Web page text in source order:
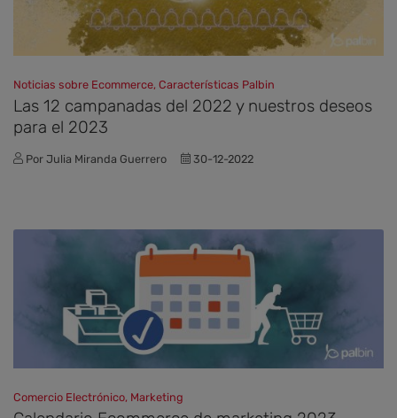
Noticias sobre Ecommerce, Características Palbin
Las 12 campanadas del 2022 y nuestros deseos
para el 2023
Por Julia Miranda Guerrero 30-12-2022
Comercio Electrónico, Marketing